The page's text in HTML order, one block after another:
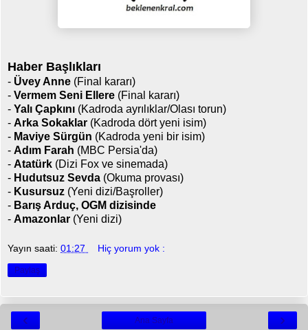
Haber Başlıkları
- Üvey Anne (Final kararı)
- Vermem Seni Ellere (Final kararı)
- Yalı Çapkını (Kadroda ayrılıklar/Olası torun)
- Arka Sokaklar (Kadroda dört yeni isim)
- Maviye Sürgün (Kadroda yeni bir isim)
- Adım Farah (MBC Persia'da)
- Atatürk (Dizi Fox ve sinemada)
- Hudutsuz Sevda (Okuma provası)
- Kusursuz (Yeni dizi/Başroller)
- Barış Arduç, OGM dizisinde
- Amazonlar (Yeni dizi)
Yayın saati: 01:27 Hiç yorum yok :
Paylaş
‹ ›
Ana Sayfa